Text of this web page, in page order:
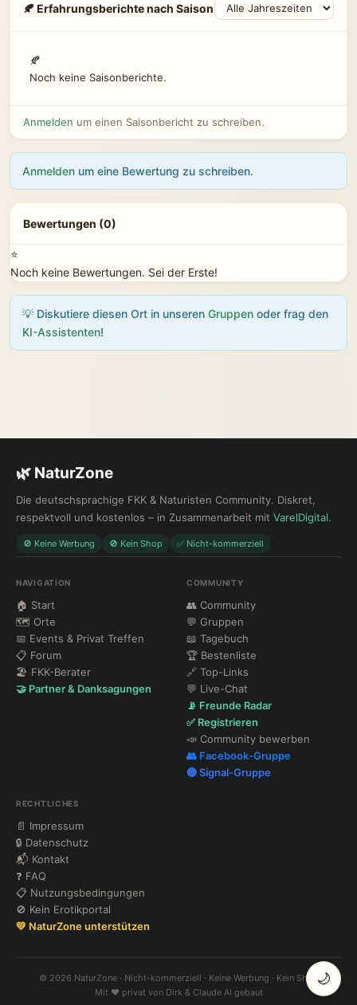
🌙
🍂 Erfahrungsberichte nach Saison
🍂
Noch keine Saisonberichte.
Anmelden um einen Saisonbericht zu schreiben.
Anmelden um eine Bewertung zu schreiben.
Bewertungen (0)
⭐
Noch keine Bewertungen. Sei der Erste!
💡 Diskutiere diesen Ort in unseren Gruppen oder frag den
KI-Assistenten!
🌿 NaturZone
Die deutschsprachige FKK & Naturisten Community. Diskret,
respektvoll und kostenlos – in Zusammenarbeit mit VarelDigital.
🚫 Keine Werbung 🚫 Kein Shop ✅ Nicht-kommerziell
NAVIGATION
🏠 Start
🗺 Orte
📅 Events & Privat Treffen
📋 Forum
🏖 FKK-Berater
🤝 Partner & Danksagungen
COMMUNITY
👥 Community
💬 Gruppen
📖 Tagebuch
🏆 Bestenliste
🔗 Top-Links
💬 Live-Chat
📡 Freunde Radar
✅ Registrieren
📣 Community bewerben
👥 Facebook-Gruppe
🔵 Signal-Gruppe
RECHTLICHES
📄 Impressum
🔒 Datenschutz
📬 Kontakt
❓ FAQ
📋 Nutzungsbedingungen
🚫 Kein Erotikportal
💛 NaturZone unterstützen
© 2026 NaturZone · Nicht-kommerziell · Keine Werbung · Kein Shop
Mit ❤️ privat von Dirk & Claude AI gebaut